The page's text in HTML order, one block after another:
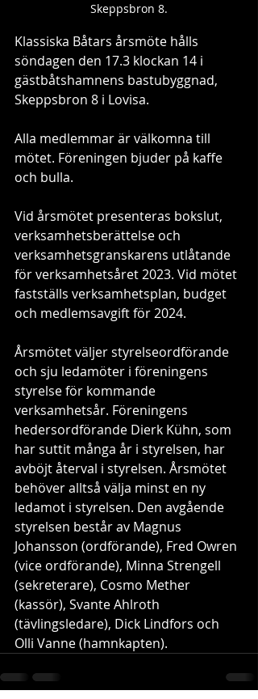
Skeppsbron 8.
Klassiska Båtars årsmöte hålls
söndagen den 17.3 klockan 14 i
gästbåtshamnens bastubyggnad,
Skeppsbron 8 i Lovisa.
Alla medlemmar är välkomna till
mötet. Föreningen bjuder på kaffe
och bulla.
Vid årsmötet presenteras bokslut,
verksamhetsberättelse och
verksamhetsgranskarens utlåtande
för verksamhetsåret 2023. Vid mötet
fastställs verksamhetsplan, budget
och medlemsavgift för 2024.
Årsmötet väljer styrelseordförande
och sju ledamöter i föreningens
styrelse för kommande
verksamhetsår. Föreningens
hedersordförande Dierk Kühn, som
har suttit många år i styrelsen, har
avböjt återval i styrelsen. Årsmötet
behöver alltså välja minst en ny
ledamot i styrelsen. Den avgående
styrelsen består av Magnus
Johansson (ordförande), Fred Owren
(vice ordförande), Minna Strengell
(sekreterare), Cosmo Mether
(kassör), Svante Ahlroth
(tävlingsledare), Dick Lindfors och
Olli Vanne (hamnkapten).